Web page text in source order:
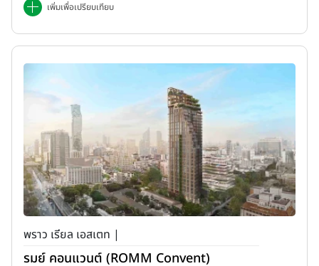
เพิ่มเพื่อเปรียบเทียบ
พราว เรียล เอสเตท |
รมย์ คอนแวนต์ (ROMM Convent)